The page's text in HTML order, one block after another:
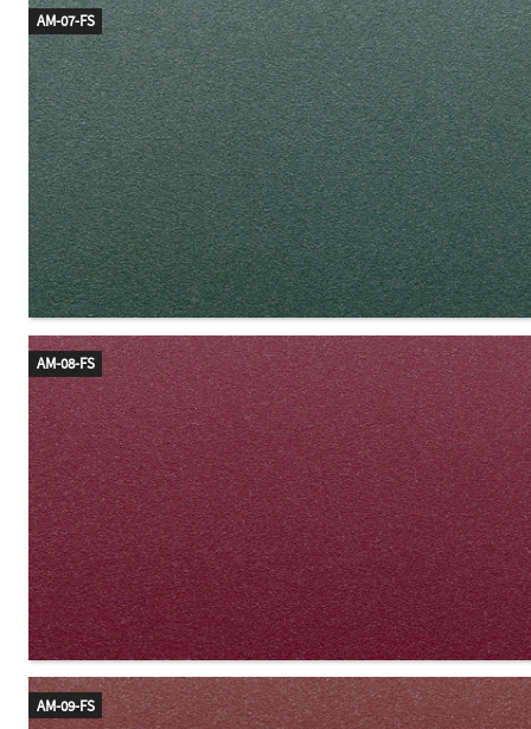
AM-07-FS
AM-08-FS
AM-09-FS